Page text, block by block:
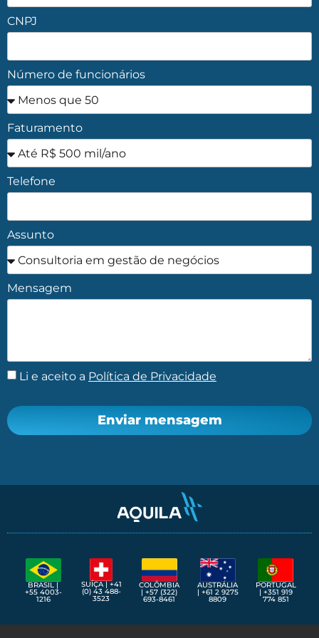
CNPJ
Número de funcionários
Faturamento
Telefone
Assunto
Mensagem
Li e aceito a Política de Privacidade
Enviar mensagem
BRASIL |
+55 4003-
1216
SUÍÇA | +41
(0) 43 488-
3523
COLÔMBIA
| +57 (322)
693-8461
AUSTRÁLIA
| +61 2 9275
8809
PORTUGAL
| +351 919
774 851